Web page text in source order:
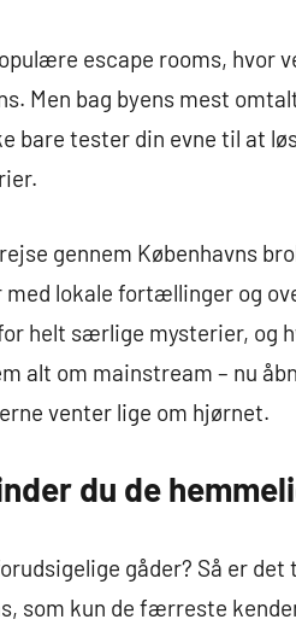
escape rooms, hvor
Men bag byens mest
bare tester din evne til at
gennem Københavns
lokale fortællinger og
helt særlige mysterier, og
alt om mainstream – nu
venter lige om hjørnet.
du de
gåder? Så er det
som kun de færreste